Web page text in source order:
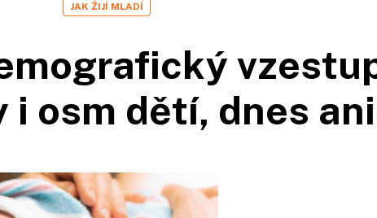
JAK ŽIJÍ MLADÍ
i osm dětí, dnes